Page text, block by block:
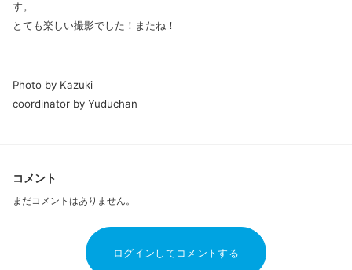
す。
とても楽しい撮影でした！またね！
Photo by Kazuki
coordinator by Yuduchan
コメント
まだコメントはありません。
ログインしてコメントする